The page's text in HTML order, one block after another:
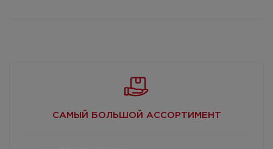
САМЫЙ БОЛЬШОЙ АССОРТИМЕНТ